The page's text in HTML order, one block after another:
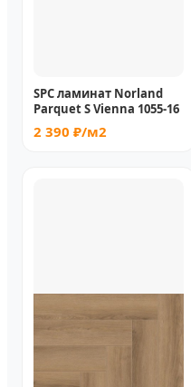
SPC ламинат Norland
Parquet S Vienna 1055-16
2 390 ₽/м2